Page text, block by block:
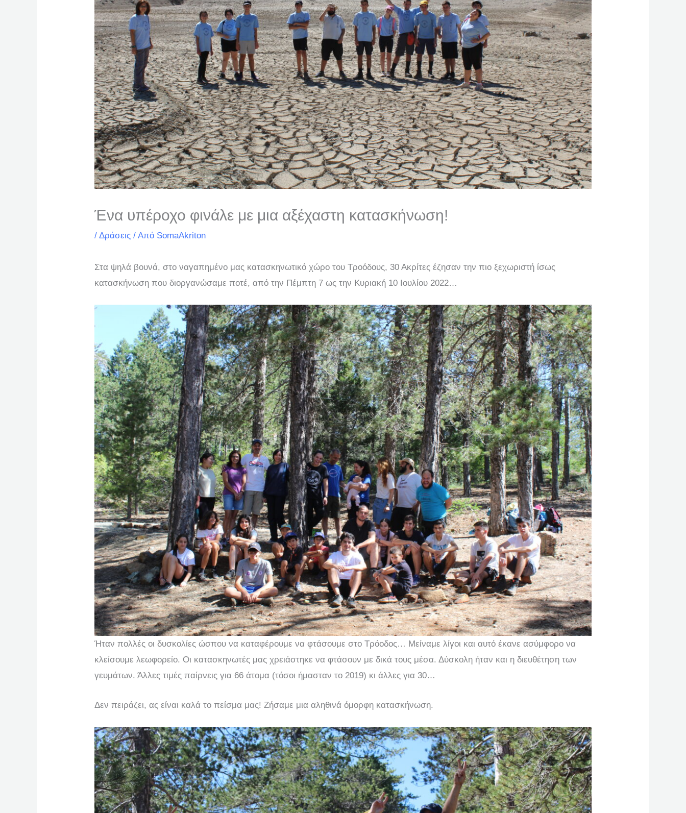
Ένα υπέροχο φινάλε με μια αξέχαστη κατασκήνωση!
/Δράσεις / Από SomaAkriton
Στα ψηλά βουνά, στο ναγαπημένο μας κατασκηνωτικό χώρο του Τροόδους, 30 Ακρίτες έζησαν την πιο ξεχωριστή ίσως
κατασκήνωση που διοργανώσαμε ποτέ, από την Πέμπτη 7 ως την Κυριακή 10 Ιουλίου 2022…
Ήταν πολλές οι δυσκολίες ώσπου να καταφέρουμε να φτάσουμε στο Τρόοδος… Μείναμε λίγοι και αυτό έκανε ασύμφορο να
κλείσουμε λεωφορείο. Οι κατασκηνωτές μας χρειάστηκε να φτάσουν με δικά τους μέσα. Δύσκολη ήταν και η διευθέτηση των
γευμάτων. Άλλες τιμές παίρνεις για 66 άτομα (τόσοι ήμασταν το 2019) κι άλλες για 30…
Δεν πειράζει, ας είναι καλά το πείσμα μας! Ζήσαμε μια αληθινά όμορφη κατασκήνωση.